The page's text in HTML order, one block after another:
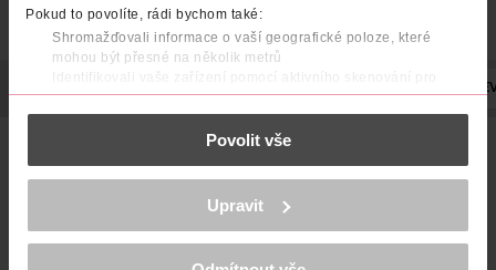
Pokud to povolíte, rádi bychom také:
Shromažďovali informace o vaší geografické poloze, které
mohou být přesné na několik metrů
Identifikovali vaše zařízení pomocí aktivního skenování pro
konkrétní charakteristiky (otisk prstu)
Zjistěte více o tom, jak zpracováváme vaše osobní údaje, a nastavte
části s podrobnostmi . Svůj souhlas můžete kdykoliv
K provozu stránek, personalizaci obsahu a reklam, funkcí sociálních
médií, analýze návštěvnosti, které mohou nést osobní údaje.
Více najdete vprohlášení o ochraně osobních údajů.
Povolit vše
Upravit
Bruno Banani Loyal Man EdP 50ml
Nová dlouhotrvající vůně pro muže porušující pravidla. Užijte
si vůni Loyal Man od bruno banani, stane se vaším
spolehlivým komplicem pro každou příležitost. Není pro